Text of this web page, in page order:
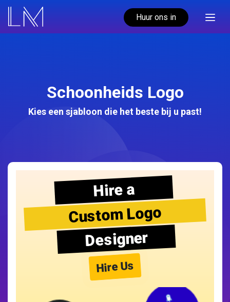
Huur ons in
Schoonheids Logo
Kies een sjabloon die het beste bij u past!
Hire a
Custom Logo
Designer
Hire Us